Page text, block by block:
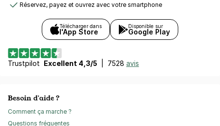
Réservez, payez et ouvrez avec votre smartphone
Télécharger dans
l'App Store
Disponible sur
Google Play
Trustpilot Excellent 4,3/5 7528 avis
Besoin d'aide ?
Comment ça marche ?
Questions fréquentes